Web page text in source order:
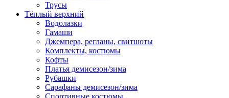
Трусы
Тёплый верхний
Водолазки
Гамаши
Джемпера, регланы, свитшоты
Комплекты, костюмы
Кофты
Платья демисезон/зима
Рубашки
Сарафаны демисезон/зима
Спортивные костюмы